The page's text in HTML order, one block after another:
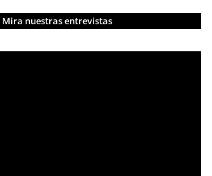
Mira nuestras entrevistas